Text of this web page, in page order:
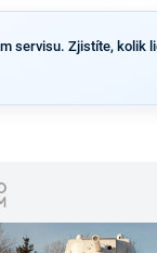
servisu. Zjistíte, kolik